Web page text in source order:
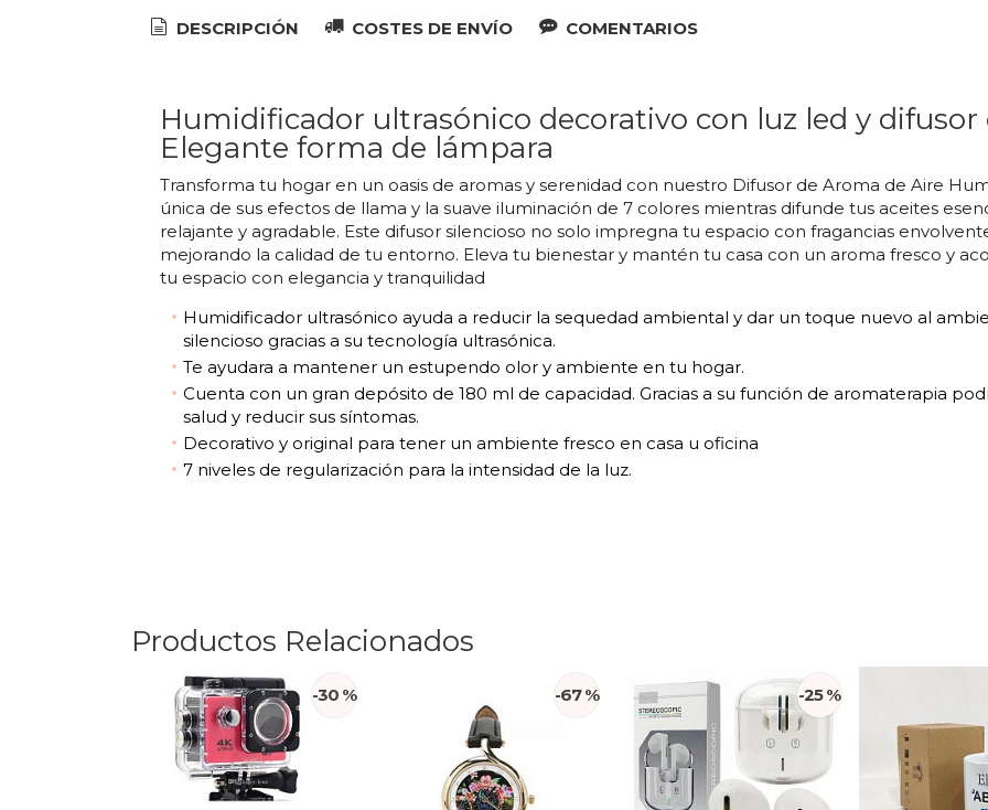
DESCRIPCIÓN COSTES DE ENVÍO COMENTARIOS
Humidificador ultrasónico decorativo con luz led y difusor
Elegante forma de lámpara
Transforma tu hogar en un oasis de aromas y serenidad con nuestro Difusor de Aroma de Aire
única de sus efectos de llama y la suave iluminación de 7 colores mientras difunde tus aceites
relajante y agradable. Este difusor silencioso no solo impregna tu espacio con fragancias
mejorando la calidad de tu entorno. Eleva tu bienestar y mantén tu casa con un aroma fresco y
tu espacio con elegancia y tranquilidad
Humidificador ultrasónico ayuda a reducir la sequedad ambiental y dar un toque nuevo al
silencioso gracias a su tecnología ultrasónica.
Te ayudara a mantener un estupendo olor y ambiente en tu hogar.
Cuenta con un gran depósito de 180 ml de capacidad. Gracias a su función de aromaterapia
salud y reducir sus síntomas.
Decorativo y original para tener un ambiente fresco en casa u oficina
7 niveles de regularización para la intensidad de la luz.
Productos Relacionados
-30 % -67 % -25 %